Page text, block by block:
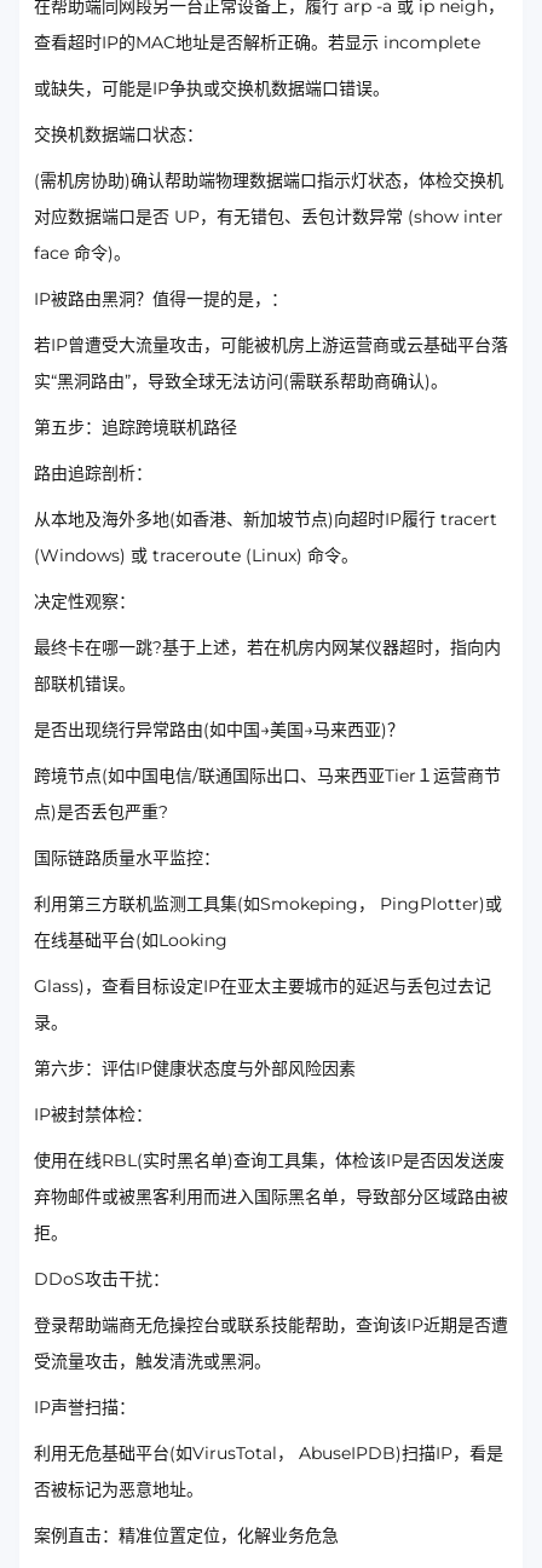
在帮助端同网段另一台正常设备上，履行 arp -a 或 ip neigh，
查看超时IP的MAC地址是否解析正确。若显示 incomplete
或缺失，可能是IP争执或交换机数据端口错误。
交换机数据端口状态：
(需机房协助)确认帮助端物理数据端口指示灯状态，体检交换机
对应数据端口是否 UP，有无错包、丢包计数异常 (show inter
face 命令)。
IP被路由黑洞？值得一提的是，：
若IP曾遭受大流量攻击，可能被机房上游运营商或云基础平台落
实“黑洞路由”，导致全球无法访问(需联系帮助商确认)。
第五步：追踪跨境联机路径
路由追踪剖析：
从本地及海外多地(如香港、新加坡节点)向超时IP履行 tracert
(Windows) 或 traceroute (Linux) 命令。
决定性观察：
最终卡在哪一跳?基于上述，若在机房内网某仪器超时，指向内
部联机错误。
是否出现绕行异常路由(如中国→美国→马来西亚)？
跨境节点(如中国电信/联通国际出口、马来西亚Tier１运营商节
点)是否丢包严重?
国际链路质量水平监控：
利用第三方联机监测工具集(如Smokeping， PingPlotter)或
在线基础平台(如Looking
Glass)，查看目标设定IP在亚太主要城市的延迟与丢包过去记
录。
第六步：评估IP健康状态度与外部风险因素
IP被封禁体检：
使用在线RBL(实时黑名单)查询工具集，体检该IP是否因发送废
弃物邮件或被黑客利用而进入国际黑名单，导致部分区域路由被
拒。
DDoS攻击干扰：
登录帮助端商无危操控台或联系技能帮助，查询该IP近期是否遭
受流量攻击，触发清洗或黑洞。
IP声誉扫描：
利用无危基础平台(如VirusTotal， AbuseIPDB)扫描IP，看是
否被标记为恶意地址。
案例直击：精准位置定位，化解业务危急